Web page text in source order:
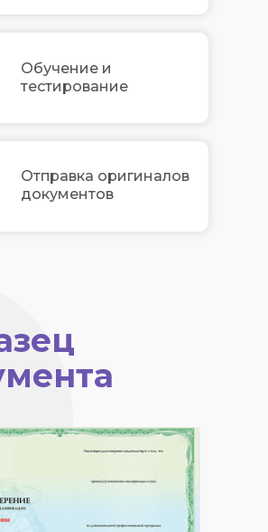
Обучение и
тестирование
Отправка оригиналов
документов